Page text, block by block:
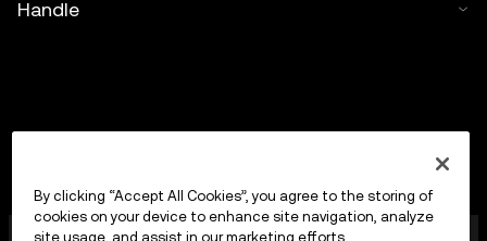
Handle
OKX Europe Limited, som opererer under
By clicking “Accept All Cookies”, you agree to the storing of
cookies on your device to enhance site navigation, analyze
site usage, and assist in our marketing efforts.